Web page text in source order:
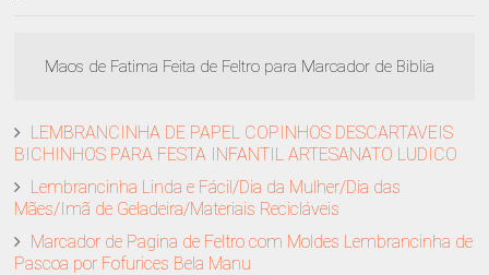
Maos de Fatima Feita de Feltro para Marcador de Biblia
LEMBRANCINHA DE PAPEL COPINHOS DESCARTAVEIS
BICHINHOS PARA FESTA INFANTIL ARTESANATO LUDICO
Lembrancinha Linda e Fácil/Dia da Mulher/Dia das
Mães/Imã de Geladeira/Materiais Recicláveis
Marcador de Pagina de Feltro com Moldes Lembrancinha de
Pascoa por Fofurices Bela Manu